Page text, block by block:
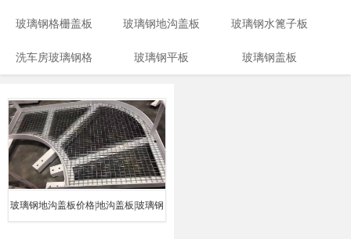
玻璃钢格栅盖板 玻璃钢地沟盖板 玻璃钢水篦子板
洗车房玻璃钢格 玻璃钢平板 玻璃钢盖板
玻璃钢地沟盖板价格|地沟盖板|玻璃钢